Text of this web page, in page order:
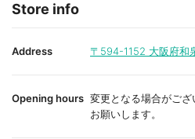
i
t
Store info
Address 〒594-1152 大阪府和
Opening hours 変更となる場合がご
お願いします。